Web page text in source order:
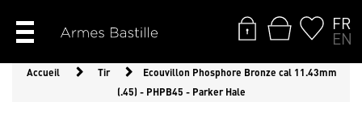
FR
EN
Accueil Tir
Ecouvillon Phosphore Bronze cal 11.43mm
(.45) - PHPB45 - Parker Hale